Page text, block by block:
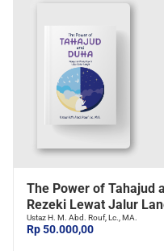
The Power of Tahajud
Rezeki Lewat Jalur
Ustaz H. M. Abd. Rouf, Lc., MA.
Rp 50.000,00